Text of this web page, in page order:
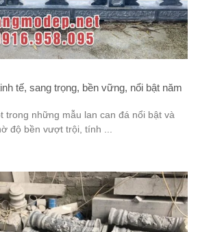
tế, sang trọng, bền vững, nổi bật năm
trong những mẫu lan can đá nổi bật và
độ bền vượt trội, tính ...